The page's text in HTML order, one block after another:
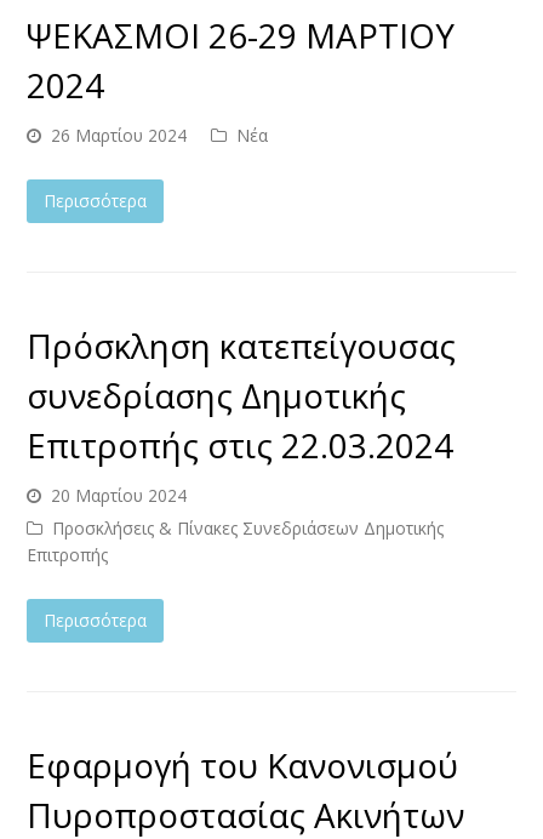
ΨΕΚΑΣΜΟΙ 26-29 ΜΑΡΤΙΟΥ
2024
26 Μαρτίου 2024 Νέα
Περισσότερα
Πρόσκληση κατεπείγουσας
συνεδρίασης Δημοτικής
Επιτροπής στις 22.03.2024
20 Μαρτίου 2024
Προσκλήσεις & Πίνακες Συνεδριάσεων Δημοτικής
Επιτροπής
Περισσότερα
Εφαρμογή του Κανονισμού
Πυροπροστασίας Ακινήτων